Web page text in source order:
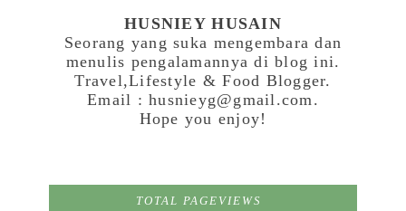
HUSNIEY HUSAIN
Seorang yang suka mengembara dan
menulis pengalamannya di blog ini.
Travel,Lifestyle & Food Blogger.
Email : husnieyg@gmail.com.
Hope you enjoy!
TOTAL PAGEVIEWS